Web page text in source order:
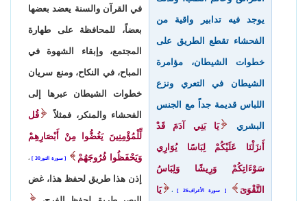
يوجد فيه تدابير واقية من
الفحشاء تقطع الطريق على
خطوات الشيطان، مؤامرة
الشيطان في التعري ونزع
اللباس قديمة جداً مع الجنس
البشري يَا بَنِي آدَمَ قَدْ
أَنزَلْنَا عَلَيْكُمْ لِبَاسًا يُوَارِي
سَوْءَاتِكُمْ وَرِيشًا وَلِبَاسُ
التَّقْوَىَ سورة الأعراف26 ، يَا
في القرآن والسنة يعضد بعضها
بعضاً، للمحافظة على طهارة
المجتمع، وإبقاء الشهوة في
المباح، في النكاح، ومنع سريان
خطوات الشيطان عبرها إلى
الفحشاء والمنكر، فمثلاً قُل
لِّلْمُؤْمِنِينَ يَغُضُّوا مِنْ أَبْصَارِهِمْ
وَيَحْفَظُوا فُرُوجَهُمْ سورة النور30 ،
إذن هذا طريق لحفظ هذا، غض